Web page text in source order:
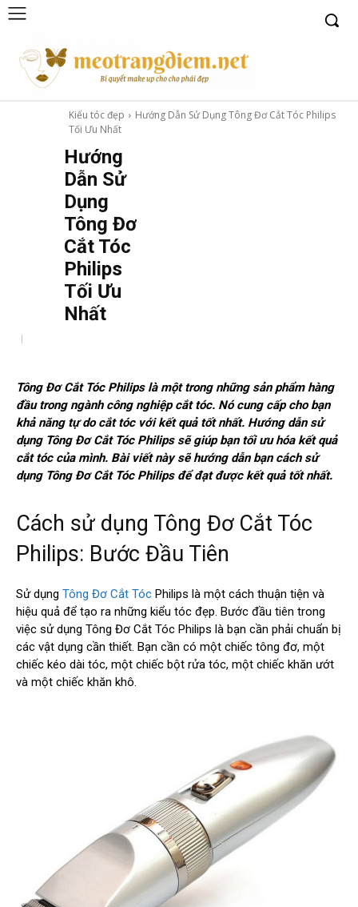
Kiểu tóc đẹp
Hướng Dẫn Sử Dụng Tông Đơ Cắt Tóc Philips
Tối Ưu Nhất
Hướng
Dẫn Sử
Dụng
Tông Đơ
Cắt Tóc
Philips
Tối Ưu
Nhất
Tông Đơ Cắt Tóc Philips là một trong những sản phẩm hàng
đầu trong ngành công nghiệp cắt tóc. Nó cung cấp cho bạn
khả năng tự do cắt tóc với kết quả tốt nhất. Hướng dẫn sử
dụng Tông Đơ Cắt Tóc Philips sẽ giúp bạn tối ưu hóa kết quả
cắt tóc của mình. Bài viết này sẽ hướng dẫn bạn cách sử
dụng Tông Đơ Cắt Tóc Philips để đạt được kết quả tốt nhất.
Cách sử dụng Tông Đơ Cắt Tóc
Philips: Bước Đầu Tiên
Sử dụng Tông Đơ Cắt Tóc Philips là một cách thuận tiện và
hiệu quả để tạo ra những kiểu tóc đẹp. Bước đầu tiên trong
việc sử dụng Tông Đơ Cắt Tóc Philips là bạn cần phải chuẩn bị
các vật dụng cần thiết. Bạn cần có một chiếc tông đơ, một
chiếc kéo dài tóc, một chiếc bột rửa tóc, một chiếc khăn ướt
và một chiếc khăn khô.